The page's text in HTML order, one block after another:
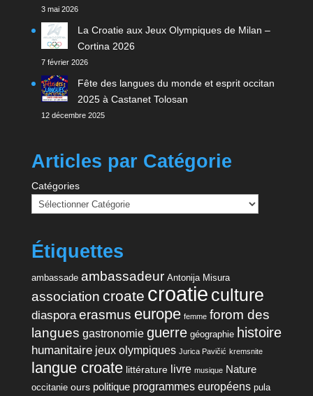
3 mai 2026
La Croatie aux Jeux Olympiques de Milan –
Cortina 2026
7 février 2026
Fête des langues du monde et esprit occitan
2025 à Castanet Tolosan
12 décembre 2025
Articles par Catégorie
Catégories
Étiquettes
ambassade ambassadeur Antonija Misura
association croate croatie culture
diaspora erasmus europe femme forom des
langues gastronomie guerre géographie histoire
humanitaire jeux olympiques Jurica Pavičić kremsnite
langue croate littérature livre musique Nature
occitanie ours politique programmes européens pula